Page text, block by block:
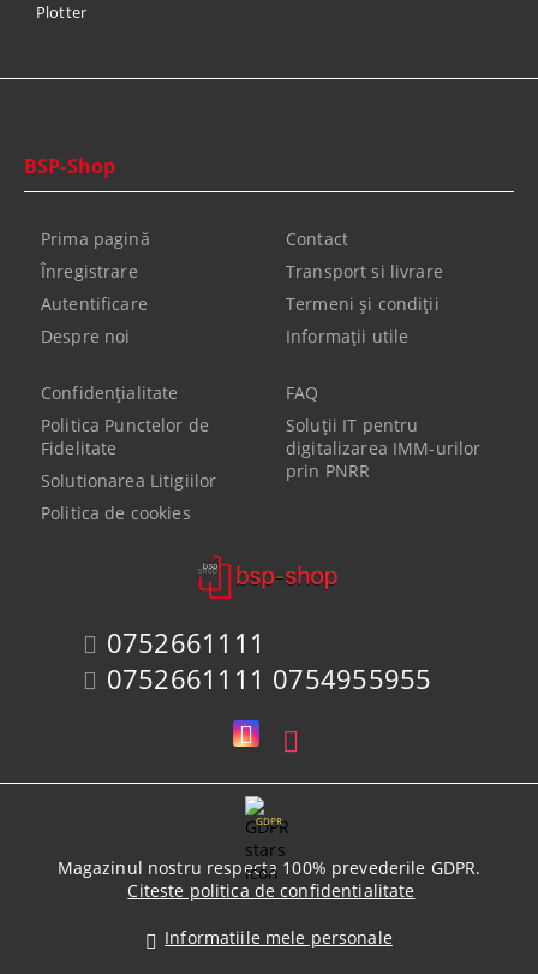
Plotter
0752661111
0752661111 0754955955
BSP-Shop
Prima pagină
Înregistrare
Autentificare
Despre noi
Contact
Transport si livrare
Termeni şi condiţii
Informaţii utile
Confidenţialitate
Politica Punctelor de
Fidelitate
Solutionarea Litigiilor
Politica de cookies
FAQ
Soluții IT pentru
digitalizarea IMM-urilor
prin PNRR
GDPR
Magazinul nostru respecta 100% prevederile GDPR.
Citeste politica de confidentialitate
Informatiile mele personale